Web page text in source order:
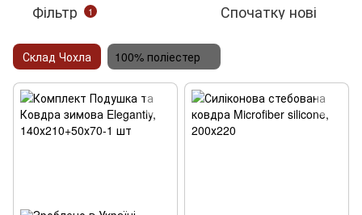
Фільтр 1 Спочатку нові
Склад Чохла 100% поліестер